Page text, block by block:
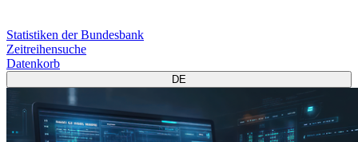
Statistiken der Bundesbank
Zeitreihensuche
Datenkorb
DE